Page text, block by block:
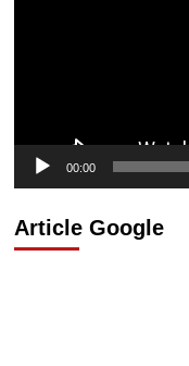
00:00
Article Google